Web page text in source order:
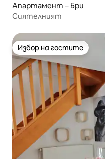
Апартамент – Бри
Сиятелният
Избор на гостите
Избор на гостите